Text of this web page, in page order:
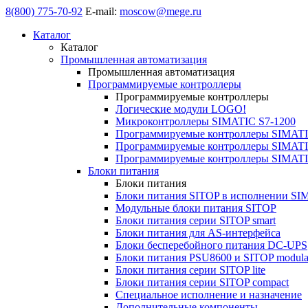
8(800) 775-70-92 E-mail: moscow@mege.ru
Каталог
Каталог
Промышленная автоматизация
Промышленная автоматизация
Программируемые контроллеры
Программируемые контроллеры
Логические модули LOGO!
Микроконтроллеры SIMATIC S7-1200
Программируемые контроллеры
Программируемые контроллеры
Программируемые контроллеры
Блоки питания
Блоки питания
Блоки питания SITOP в исполнении
Модульные блоки питания SITOP
Блоки питания серии SITOP smart
Блоки питания для AS-интерфейса
Блоки бесперебойного питания DC-UPS
Блоки питания PSU8600 и SITOP
Блоки питания серии SITOP lite
Блоки питания серии SITOP compact
Специальное исполнение и назначение